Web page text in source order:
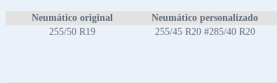
Neumático original Neumático personalizado
255/50 R19
255/45 R20 #285/40 R20